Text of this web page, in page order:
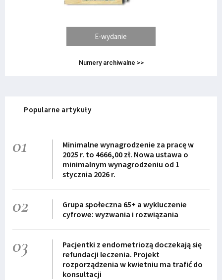
E-wydanie
Numery archiwalne >>
Popularne artykuły
01
Minimalne wynagrodzenie za pracę w
2025 r. to 4666,00 zł. Nowa ustawa o
minimalnym wynagrodzeniu od 1
stycznia 2026 r.
02
Grupa społeczna 65+ a wykluczenie
cyfrowe: wyzwania i rozwiązania
03
Pacjentki z endometriozą doczekają się
refundacji leczenia. Projekt
rozporządzenia w kwietniu ma trafić do
konsultacji